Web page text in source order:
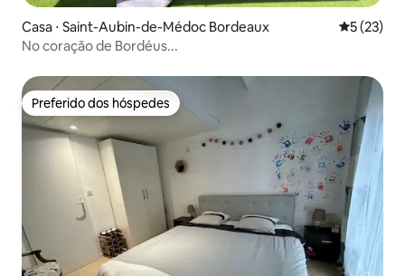
Casa ⋅ Saint-Aubin-de-Médoc Bordeaux 5 de uma
5 (23)
No coração de Bordéus...
Preferido dos hóspedes
Preferido dos hóspedes